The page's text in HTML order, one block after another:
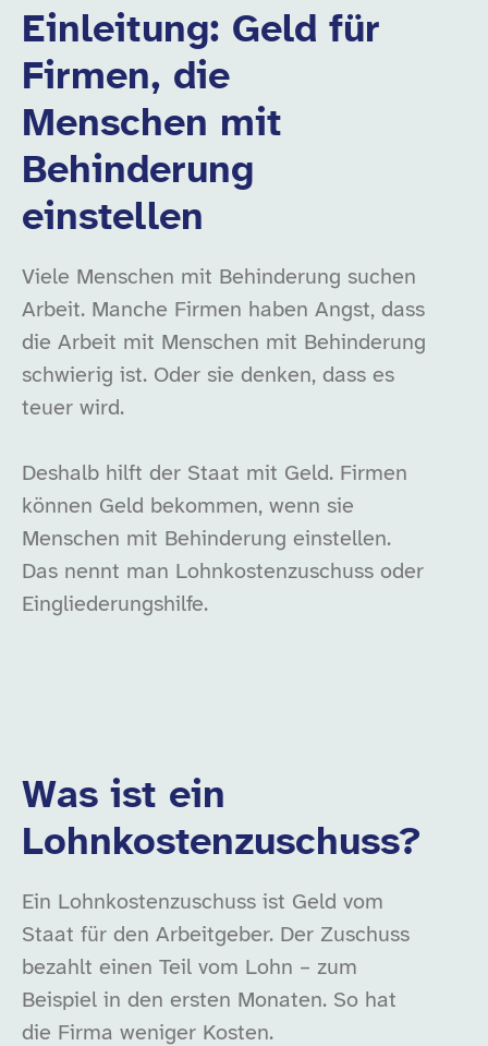
Einleitung: Geld für
Firmen, die
Menschen mit
Behinderung
einstellen
Viele Menschen mit Behinderung suchen
Arbeit. Manche Firmen haben Angst, dass
die Arbeit mit Menschen mit Behinderung
schwierig ist. Oder sie denken, dass es
teuer wird.
Deshalb hilft der Staat mit Geld. Firmen
können Geld bekommen, wenn sie
Menschen mit Behinderung einstellen.
Das nennt man Lohnkostenzuschuss oder
Eingliederungshilfe.
Was ist ein
Lohnkostenzuschuss?
Ein Lohnkostenzuschuss ist Geld vom
Staat für den Arbeitgeber. Der Zuschuss
bezahlt einen Teil vom Lohn – zum
Beispiel in den ersten Monaten. So hat
die Firma weniger Kosten.